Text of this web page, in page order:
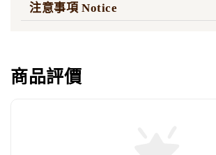
注意事項 Notice
商品評價